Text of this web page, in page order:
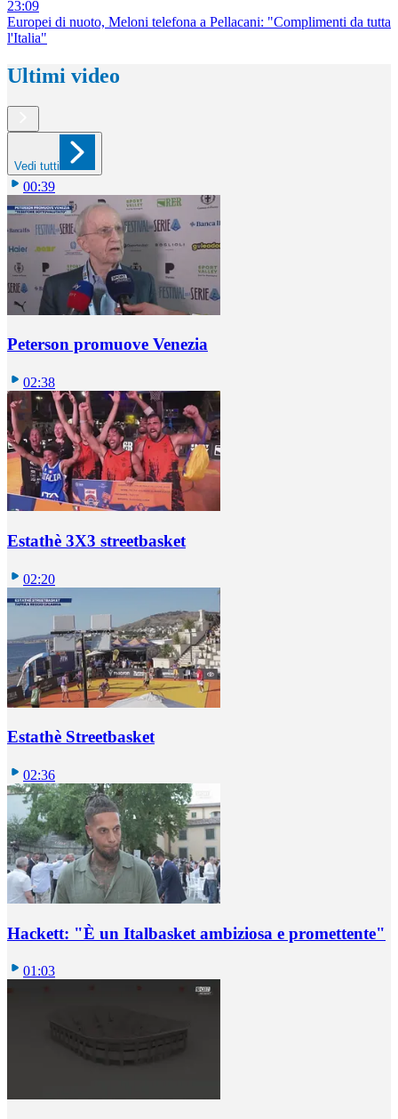
23:09
Europei di nuoto, Meloni telefona a Pellacani: "Complimenti da tutta
l'Italia"
Ultimi video
Vedi tutti
00:39
Peterson promuove Venezia
02:38
Estathè 3X3 streetbasket
02:20
Estathè Streetbasket
02:36
Hackett: "È un Italbasket ambiziosa e promettente"
01:03